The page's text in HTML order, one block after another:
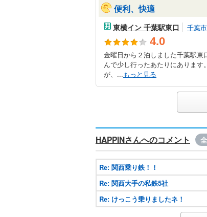
便利、快適
東横イン 千葉駅東口 千葉市
4.0
金曜日から２泊しました千葉駅
んで少し行ったあたりにありま
が、...もっと見る
HAPPINさんへのコメント
Re: 関西乗り鉄！！
Re: 関西大手の私鉄5社
Re: けっこう乗りましたネ！